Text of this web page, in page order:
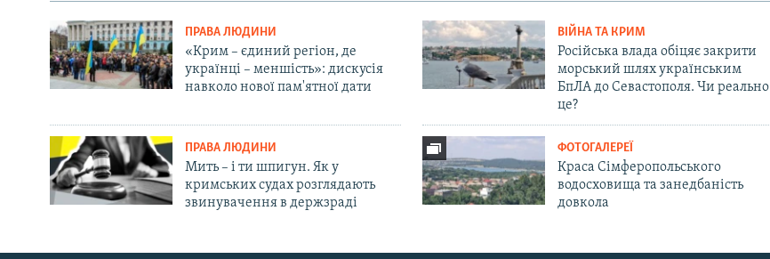
Русский
ПРАВА ЛЮДИНИ
«Крим – єдиний регіон, де
українці – меншість»: дискусія
навколо нової пам'ятної дати
ВІЙНА ТА КРИМ
Російська влада обіцяє закрити
морський шлях українським
БпЛА до Севастополя. Чи реально
це?
ПРАВА ЛЮДИНИ
Мить – і ти шпигун. Як у
кримських судах розглядають
звинувачення в держзраді
ФОТОГАЛЕРЕЇ
Краса Сімферопольського
водосховища та занедбаність
довкола